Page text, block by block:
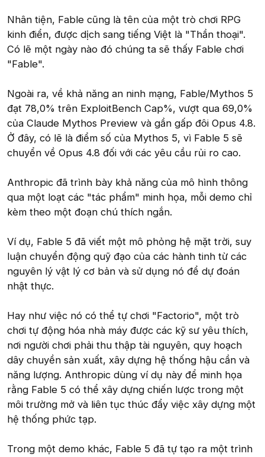
Nhân tiện, Fable cũng là tên của một trò chơi RPG
kinh điển, được dịch sang tiếng Việt là "Thần thoại".
Có lẽ một ngày nào đó chúng ta sẽ thấy Fable chơi
"Fable".
Ngoài ra, về khả năng an ninh mạng, Fable/Mythos 5
đạt 78,0% trên ExploitBench Cap%, vượt qua 69,0%
của Claude Mythos Preview và gần gấp đôi Opus 4.8.
Ở đây, có lẽ là điểm số của Mythos 5, vì Fable 5 sẽ
chuyển về Opus 4.8 đối với các yêu cầu rủi ro cao.
Anthropic đã trình bày khả năng của mô hình thông
qua một loạt các "tác phẩm" minh họa, mỗi demo chỉ
kèm theo một đoạn chú thích ngắn.
Ví dụ, Fable 5 đã viết một mô phỏng hệ mặt trời, suy
luận chuyển động quỹ đạo của các hành tinh từ các
nguyên lý vật lý cơ bản và sử dụng nó để dự đoán
nhật thực.
Hay như việc nó có thể tự chơi "Factorio", một trò
chơi tự động hóa nhà máy được các kỹ sư yêu thích,
nơi người chơi phải thu thập tài nguyên, quy hoạch
dây chuyền sản xuất, xây dựng hệ thống hậu cần và
năng lượng. Anthropic dùng ví dụ này để minh họa
rằng Fable 5 có thể xây dựng chiến lược trong một
môi trường mở và liên tục thúc đẩy việc xây dựng một
hệ thống phức tạp.
Trong một demo khác, Fable 5 đã tự tạo ra một trình